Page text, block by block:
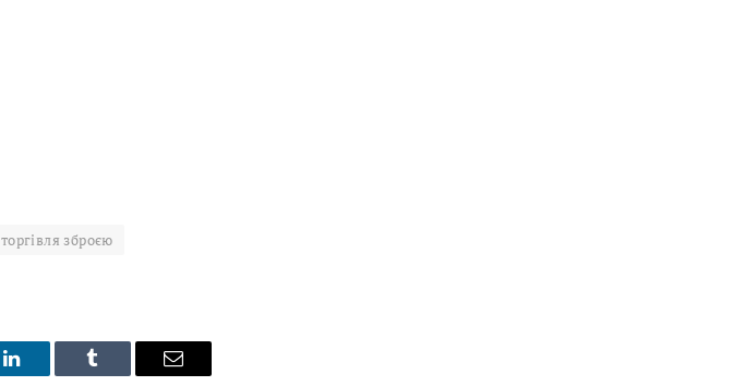
торгівля зброєю
LinkedIn Tumblr Email